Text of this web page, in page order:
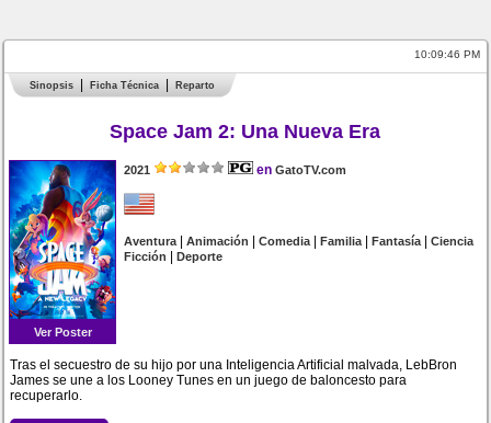
10:09:46 PM
Sinopsis Ficha Técnica Reparto
Space Jam 2: Una Nueva Era
Ver Poster
2021 en GatoTV.com
Aventura|Animación |Comedia|Familia|Fantasía|Ciencia
Ficción
|Deporte
Tras el secuestro de su hijo por una Inteligencia Artificial malvada, LebBron
James se une a los Looney Tunes en un juego de baloncesto para
recuperarlo.